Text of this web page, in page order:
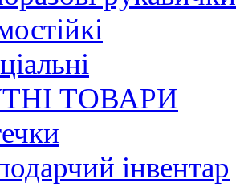
ТОВАРИ
інвентар